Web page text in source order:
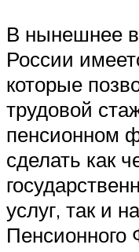
В нынешнее
России
которые
трудовой
пенсионном
сделать как
услуг, так и
Пенсионного